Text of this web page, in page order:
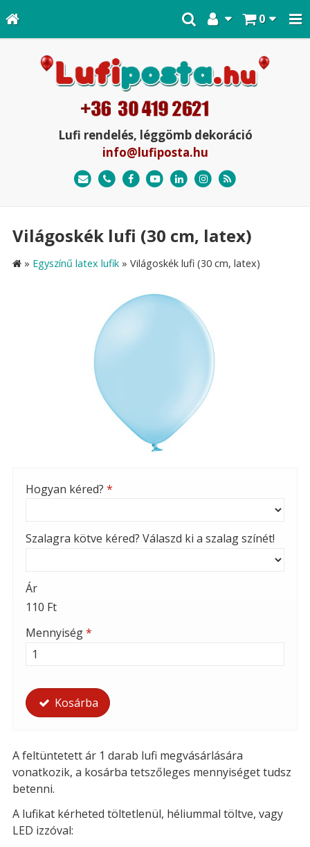
0
Lufi rendelés, léggömb dekoráció
info@lufiposta.hu
Világoskék lufi (30 cm, latex)
» Egyszínű latex lufik » Világoskék lufi (30 cm, latex)
Hogyan kéred? *
Szalagra kötve kéred? Válaszd ki a szalag színét!
Ár
110 Ft
Mennyiség*
Kosárba
A feltüntetett ár 1 darab lufi megvásárlására
vonatkozik, a kosárba tetszőleges mennyiséget tudsz
betenni.
A lufikat kérheted töltetlenül, héliummal töltve, vagy
LED izzóval: